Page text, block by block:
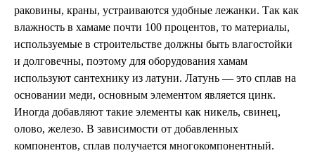
раковины, краны, устраиваются удобные лежанки. Так как
влажность в хамаме почти 100 процентов, то материалы,
используемые в строительстве должны быть влагостойки
и долговечны, поэтому для оборудования хамам
используют сантехнику из латуни. Латунь — это сплав на
основании меди, основным элементом является цинк.
Иногда добавляют такие элементы как никель, свинец,
олово, железо. В зависимости от добавленных
компонентов, сплав получается многокомпонентный.